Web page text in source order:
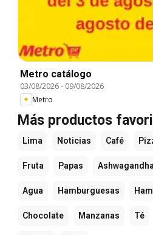
Metro catálogo
03/08/2026- 09/08/2026
Metro
Más productos
Lima Noticias Café
Fruta Papas Ashwagandha
Agua Hamburguesas
Chocolate Manzanas Té